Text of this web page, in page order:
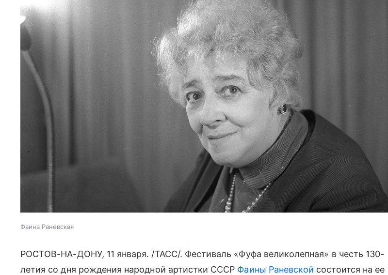
Фаина Раневская
РОСТОВ-НА-ДОНУ, 11 января. /ТАСС/. Фестиваль «Фуфа великолепная» в честь 130-
летия со дня рождения народной артистки СССР Фаины Раневской состоится на ее